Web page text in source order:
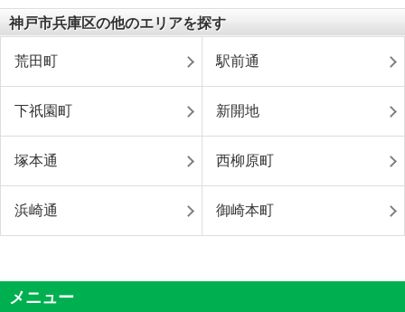
神戸市兵庫区の他のエリアを探す
荒田町 駅前通
下祇園町 新開地
塚本通 西柳原町
浜崎通 御崎本町
メニュー